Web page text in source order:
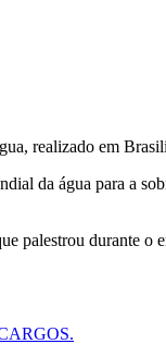
realizado em
da água para a
durante o